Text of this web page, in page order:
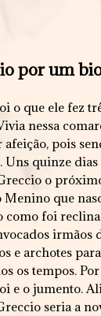
por um
que ele fez
nessa
pois
quinze
o
que
como foi
e archotes
os tempos.
e o jumento.
seria a